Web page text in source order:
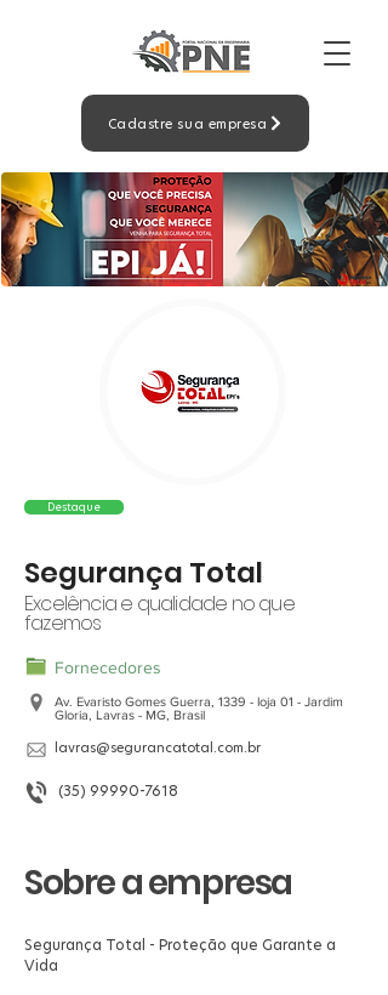
Cadastre sua empresa
Destaque
Segurança Total
Excelência e qualidade no que
fazemos
Fornecedores
Av. Evaristo Gomes Guerra, 1339 - loja 01 - Jardim
Gloria, Lavras - MG, Brasil
lavras@segurancatotal.com.br
(35) 99990-7618
Sobre a empresa
Segurança Total - Proteção que Garante a
Vida